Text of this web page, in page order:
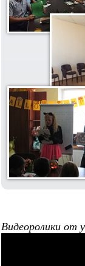
Видеоролики от